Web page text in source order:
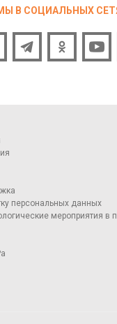
В СОЦИАЛЬНЫХ
персональных данных
мероприятия в